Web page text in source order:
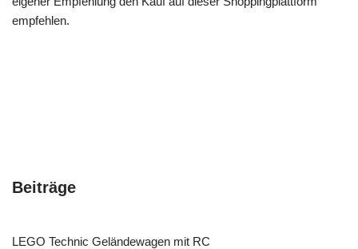
empfehlen.
Beiträge
LEGO Technic Geländewagen mit RC